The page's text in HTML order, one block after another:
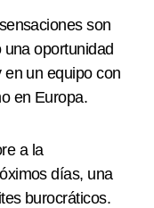
son
una oportunidad
en un equipo con
en Europa.
a la
días, una
burocráticos.